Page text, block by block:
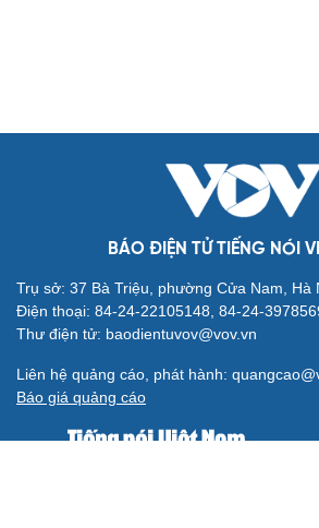
BÁO ĐIỆN TỬ TIẾNG NÓI
Trụ sở: 37 Bà Triệu, phường Cửa Nam, Hà
Điện thoại: 84-24-22105148, 84-24-
Thư điện tử: baodientuvov@vov.vn
Liên hệ quảng cáo, phát hành:
Báo giá quảng cáo